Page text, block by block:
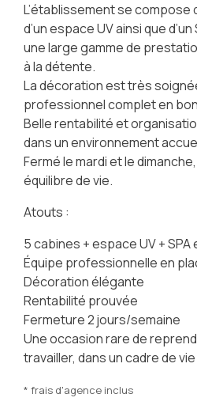
L’établissement se compose
d’un espace UV ainsi que
une large gamme de
à la détente.
La décoration est très
professionnel complet en
Belle rentabilité et
dans un environnement
Fermé le mardi et le
équilibre de vie.
Atouts :
5 cabines + espace UV +
Équipe professionnelle en
Décoration élégante
Rentabilité prouvée
Fermeture 2 jours/semaine
Une occasion rare de
travailler, dans un cadre de
* frais d'agence inclus